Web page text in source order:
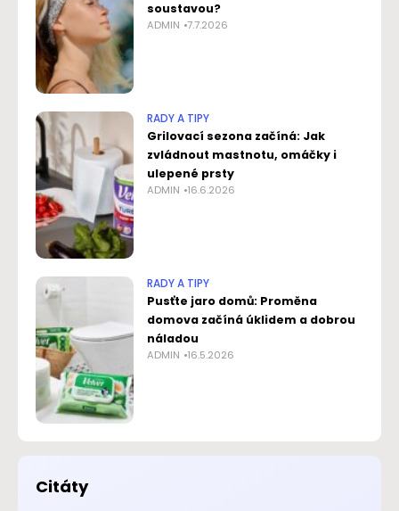
soustavou?
ADMIN 7.7.2026
RADY A TIPY
Grilovací sezona začíná: Jak
zvládnout mastnotu, omáčky i
ulepené prsty
ADMIN 16.6.2026
RADY A TIPY
Pusťte jaro domů: Proměna
domova začíná úklidem a dobrou
náladou
ADMIN 16.5.2026
Citáty